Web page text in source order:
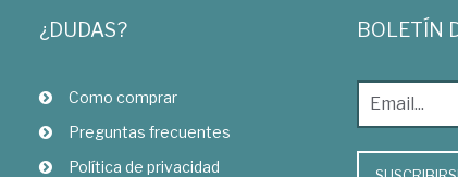
¿DUDAS?
Como comprar
Preguntas frecuentes
Política de privacidad
BOLETÍN